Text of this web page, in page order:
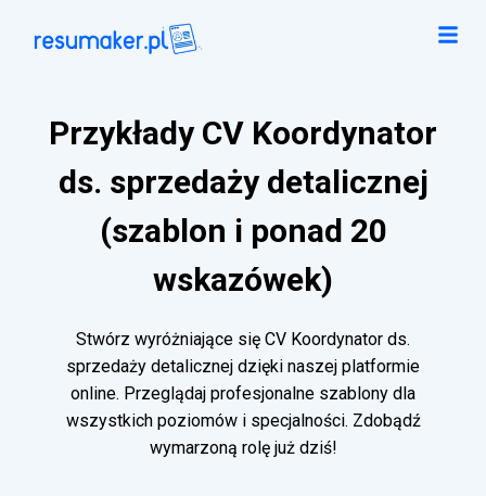
Przykłady CV Koordynator
ds. sprzedaży detalicznej
(szablon i ponad 20
wskazówek)
Stwórz wyróżniające się CV Koordynator ds.
sprzedaży detalicznej dzięki naszej platformie
online. Przeglądaj profesjonalne szablony dla
wszystkich poziomów i specjalności. Zdobądź
wymarzoną rolę już dziś!